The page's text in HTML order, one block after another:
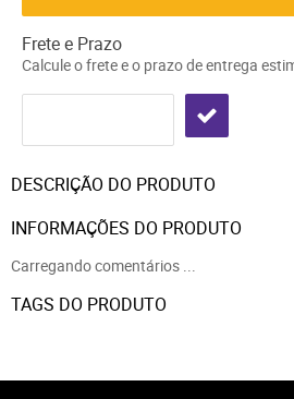
Frete e Prazo
Calcule o frete e o prazo de entrega
DESCRIÇÃO DO PRODUTO
INFORMAÇÕES DO PRODUTO
Carregando comentários ...
TAGS DO PRODUTO